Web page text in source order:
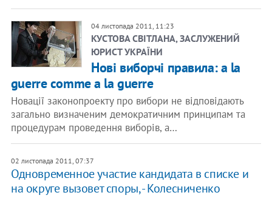
04 листопада 2011, 11:23
КУСТОВА СВIТЛАНА, ЗАСЛУЖЕНИЙ
ЮРИСТ УКРАЇНИ
Нові виборчі правила: a la
guerre comme a la guerre
Новації законопроекту про вибори не відповідають
загально визначеним демократичним принципам та
процедурам проведення виборів, а…
02 листопада 2011, 07:37
Одновременное участие кандидата в списке и
на округе вызовет споры, - Колесниченко